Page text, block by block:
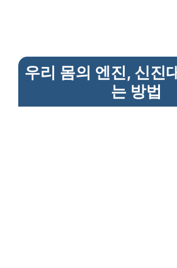
우리 몸의 엔진, 신진
는 방법